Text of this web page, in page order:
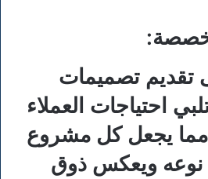
:
تقديم تصميمات
احتياجات العملاء
مما يجعل كل مشروع
نوعه ويعكس ذوق